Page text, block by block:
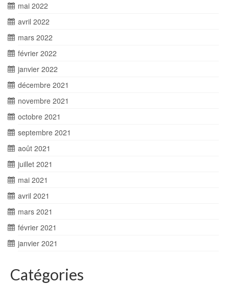
mai 2022
avril 2022
mars 2022
février 2022
janvier 2022
décembre 2021
novembre 2021
octobre 2021
septembre 2021
août 2021
juillet 2021
mai 2021
avril 2021
mars 2021
février 2021
janvier 2021
Catégories